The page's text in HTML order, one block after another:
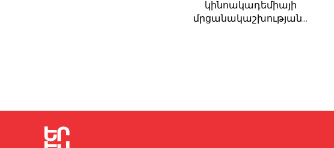
կինոակադեմիայի
մրցանակաշխության...